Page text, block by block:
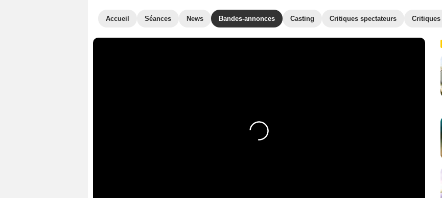
Accueil Séances News Bandes-annonces Casting Critiques spectateurs Critiques